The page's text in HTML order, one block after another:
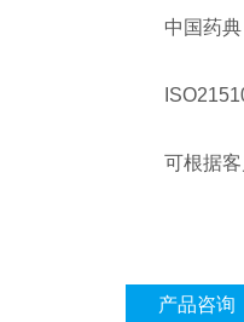
中国药典
ISO21510
可根据客户
产品咨询